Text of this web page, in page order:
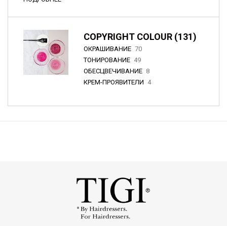
COPYRIGHT COLOUR (131)
ОКРАШИВАНИЕ 70
ТОНИРОВАНИЕ 49
ОБЕСЦВЕЧИВАНИЕ 8
КРЕМ-ПРОЯВИТЕЛИ 4